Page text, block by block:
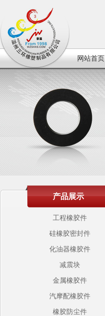
网站首页
产品展示
工程橡胶件
硅橡胶密封件
化油器橡胶件
减震块
金属橡胶件
汽摩配橡胶件
橡胶防尘件